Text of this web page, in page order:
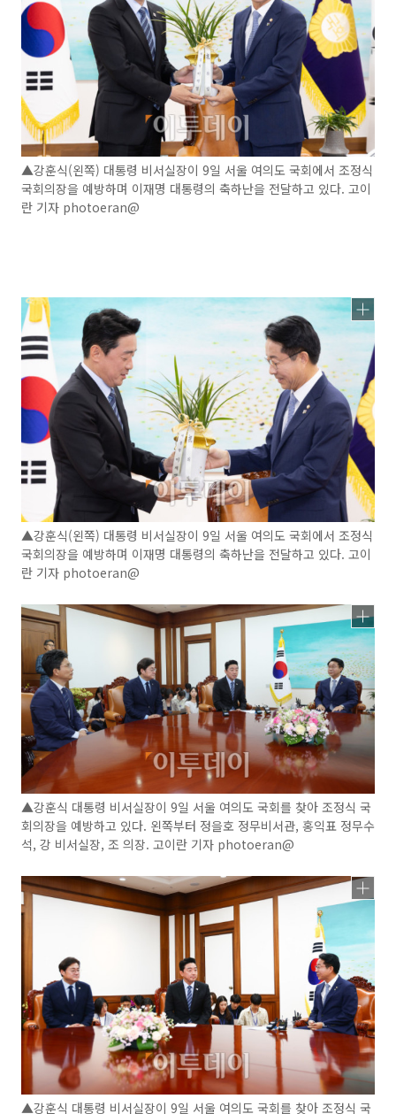
▲강훈식(왼쪽) 대통령 비서실장이 9일 서울 여의도 국회에서 조정식
국회의장을 예방하며 이재명 대통령의 축하난을 전달하고 있다. 고이
란 기자 photoeran@
▲강훈식(왼쪽) 대통령 비서실장이 9일 서울 여의도 국회에서 조정식
국회의장을 예방하며 이재명 대통령의 축하난을 전달하고 있다. 고이
란 기자 photoeran@
▲강훈식 대통령 비서실장이 9일 서울 여의도 국회를 찾아 조정식 국
회의장을 예방하고 있다. 왼쪽부터 정을호 정무비서관, 홍익표 정무수
석, 강 비서실장, 조 의장. 고이란 기자 photoeran@
▲강훈식 대통령 비서실장이 9일 서울 여의도 국회를 찾아 조정식 국